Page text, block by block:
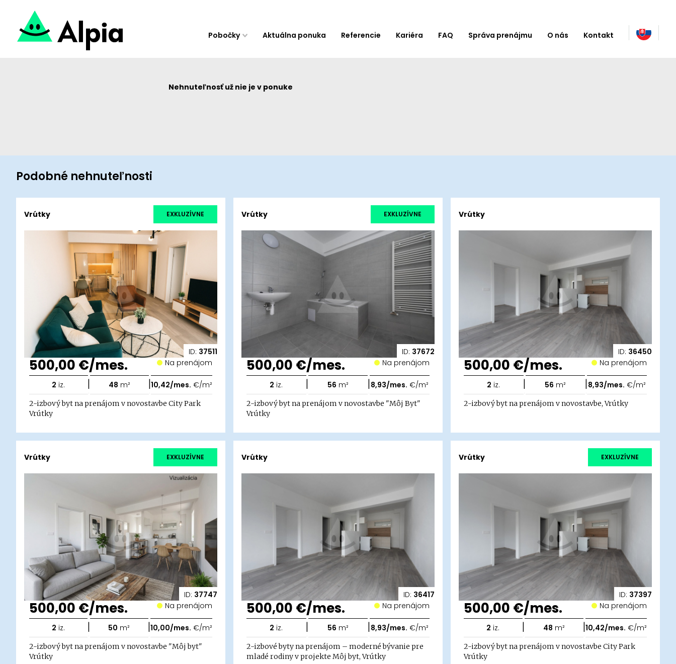
Pobočky Aktuálna ponuka Referencie Kariéra FAQ Správa prenájmu O nás Kontakt
Nehnuteľnosť už nie je v ponuke
Podobné nehnuteľnosti
ID: 37511
Vrútky EXKLUZÍVNE
500,00 €/mes. Na prenájom
2 iz. | 48 m² |10,42/mes. €/m²
2-izbový byt na prenájom v novostavbe City Park
Vrútky
ID: 37672
Vrútky EXKLUZÍVNE
500,00 €/mes. Na prenájom
2 iz. | 56 m² | 8,93/mes. €/m²
2-izbový byt na prenájom v novostavbe "Môj Byt"
Vrútky
ID: 36450
Vrútky
500,00 €/mes. Na prenájom
2 iz. | 56 m² | 8,93/mes. €/m²
2-izbový byt na prenájom v novostavbe, Vrútky
ID: 37747
Vrútky EXKLUZÍVNE
500,00 €/mes. Na prenájom
2 iz. | 50 m² |10,00/mes. €/m²
2-izbový byt na prenájom v novostavbe "Môj byt"
Vrútky
ID: 36417
Vrútky
500,00 €/mes. Na prenájom
2 iz. | 56 m² | 8,93/mes. €/m²
2-izbové byty na prenájom – moderné bývanie pre
mladé rodiny v projekte Môj byt, Vrútky
ID: 37397
Vrútky EXKLUZÍVNE
500,00 €/mes. Na prenájom
2 iz. | 48 m² |10,42/mes. €/m²
2-izbový byt na prenájom v novostavbe City Park
Vrútky